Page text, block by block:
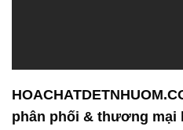
phân phối & thương mại